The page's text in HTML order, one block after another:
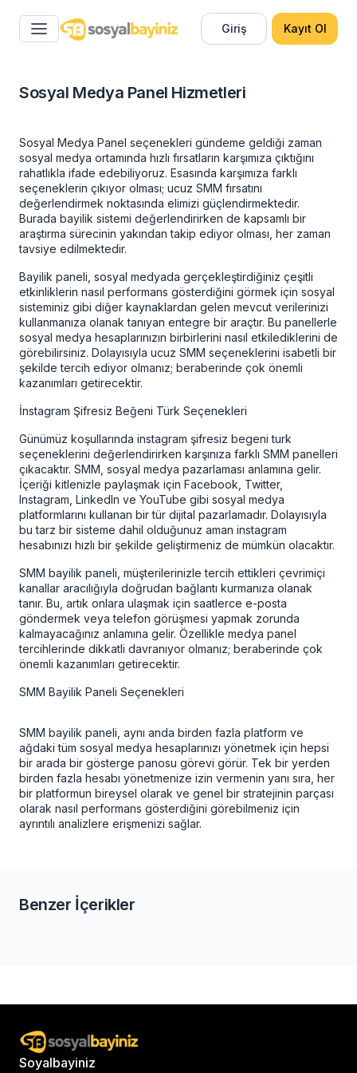
Giriş Kayıt Ol
Sosyal Medya Panel Hizmetleri
Sosyal Medya Panel seçenekleri gündeme geldiği zaman
sosyal medya ortamında hızlı fırsatların karşımıza çıktığını
rahatlıkla ifade edebiliyoruz. Esasında karşımıza farklı
seçeneklerin çıkıyor olması; ucuz SMM fırsatını
değerlendirmek noktasında elimizi güçlendirmektedir.
Burada bayilik sistemi değerlendirirken de kapsamlı bir
araştırma sürecinin yakından takip ediyor olması, her zaman
tavsiye edilmektedir.
Bayilik paneli, sosyal medyada gerçekleştirdiğiniz çeşitli
etkinliklerin nasıl performans gösterdiğini görmek için sosyal
sisteminiz gibi diğer kaynaklardan gelen mevcut verilerinizi
kullanmanıza olanak tanıyan entegre bir araçtır. Bu panellerle
sosyal medya hesaplarınızın birbirlerini nasıl etkilediklerini de
görebilirsiniz. Dolayısıyla ucuz SMM seçeneklerini isabetli bir
şekilde tercih ediyor olmanız; beraberinde çok önemli
kazanımları getirecektir.
İnstagram Şifresiz Beğeni Türk Seçenekleri
Günümüz koşullarında instagram şifresiz begeni turk
seçeneklerini değerlendirirken karşınıza farklı SMM panelleri
çıkacaktır. SMM, sosyal medya pazarlaması anlamına gelir.
İçeriği kitlenizle paylaşmak için Facebook, Twitter,
Instagram, LinkedIn ve YouTube gibi sosyal medya
platformlarını kullanan bir tür dijital pazarlamadır. Dolayısıyla
bu tarz bir sisteme dahil olduğunuz aman instagram
hesabınızı hızlı bir şekilde geliştirmeniz de mümkün olacaktır.
SMM bayilik paneli, müşterilerinizle tercih ettikleri çevrimiçi
kanallar aracılığıyla doğrudan bağlantı kurmanıza olanak
tanır. Bu, artık onlara ulaşmak için saatlerce e-posta
göndermek veya telefon görüşmesi yapmak zorunda
kalmayacağınız anlamına gelir. Özellikle medya panel
tercihlerinde dikkatli davranıyor olmanız; beraberinde çok
önemli kazanımları getirecektir.
SMM Bayilik Paneli Seçenekleri
SMM bayilik paneli , aynı anda birden fazla platform ve
ağdaki tüm sosyal medya hesaplarınızı yönetmek için hepsi
bir arada bir gösterge panosu görevi görür. Tek bir yerden
birden fazla hesabı yönetmenize izin vermenin yanı sıra, her
bir platformun bireysel olarak ve genel bir stratejinin parçası
olarak nasıl performans gösterdiğini görebilmeniz için
ayrıntılı analizlere erişmenizi sağlar.
Benzer İçerikler
Soyalbayiniz